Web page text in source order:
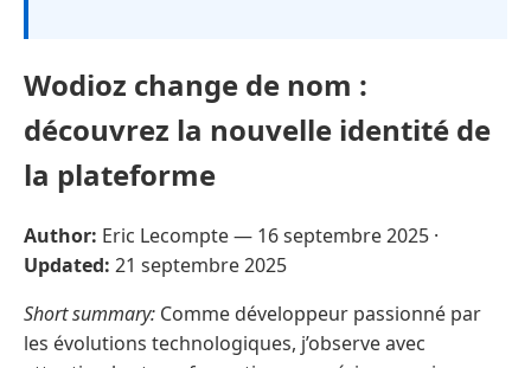
Wodioz change de nom :
découvrez la nouvelle identité de
la plateforme
Author: Eric Lecompte — 16 septembre 2025 ·
Updated: 21 septembre 2025
Short summary: Comme développeur passionné par
les évolutions technologiques, j’observe avec